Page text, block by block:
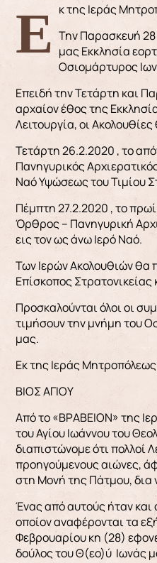
Εκ της Ιεράς
Την Παρασκευή
μας Εκκλησία
Οσιομάρτυρος
Επειδή την Τετάρτη και
αρχαίον έθος της
Λειτουργία, οι
Τετάρτη 26.2.2020 , το
Πανηγυρικός
Ναό Υψώσεως του Τιμίου
Πέμπτη 27.2.2020 , το
Όρθρος – Πανηγυρική
εις τον ως άνω Ιερό Ναό.
Των Ιερών Ακολουθιών θα
Επίσκοπος
Προσκαλούνται όλοι οι
τιμήσουν την μνήμη του
μας.
Εκ της Ιεράς Μητροπόλεως
ΒΙΟΣ ΑΓΙΟΥ
Από το «ΒΡΑΒΕΙΟΝ» της
του Αγίου Ιωάννου του
διαπιστώνομε ότι πολλοί
προηγούμενους αιώνες,
στη Μονή της Πάτμου, δια
Ένας από αυτούς ήταν και
οποίον αναφέρονται τα
Φεβρουαρίου κη (28)
δούλος του Θ(εο)ύ Ιωνάς